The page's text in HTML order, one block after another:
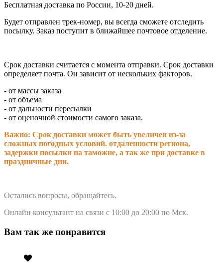
Бесплатная доставка по России, 10-20 дней.
Будет отправлен трек-номер, вы всегда сможете отследить
посылку. Заказ поступит в ближайшее почтовое отделение.
Срок доставки считается с момента отправки. Срок доставки
определяет почта. Он зависит от нескольких факторов.
- от массы заказа
- от объема
- от дальности пересылки
- от оценочной стоимости самого заказа.
Важно: Срок доставки может быть увеличен из-за
сложных погодных условий. отдаленности региона,
задержки посылки на таможне, а так же при доставке в
праздничные дни.
Остались вопросы, обращайтесь.
Онлайн консультант на связи с 10:00 до 20:00 по Мск.
Вам так же понравится